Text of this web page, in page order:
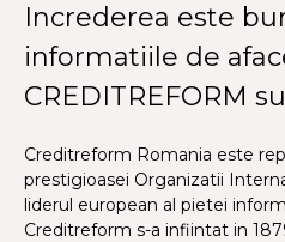
Increderea este
informatiile de
CREDITREFORM
Creditreform Romania este
prestigioasei Organizatii
liderul european al pietei
Creditreform s-a infiintat in